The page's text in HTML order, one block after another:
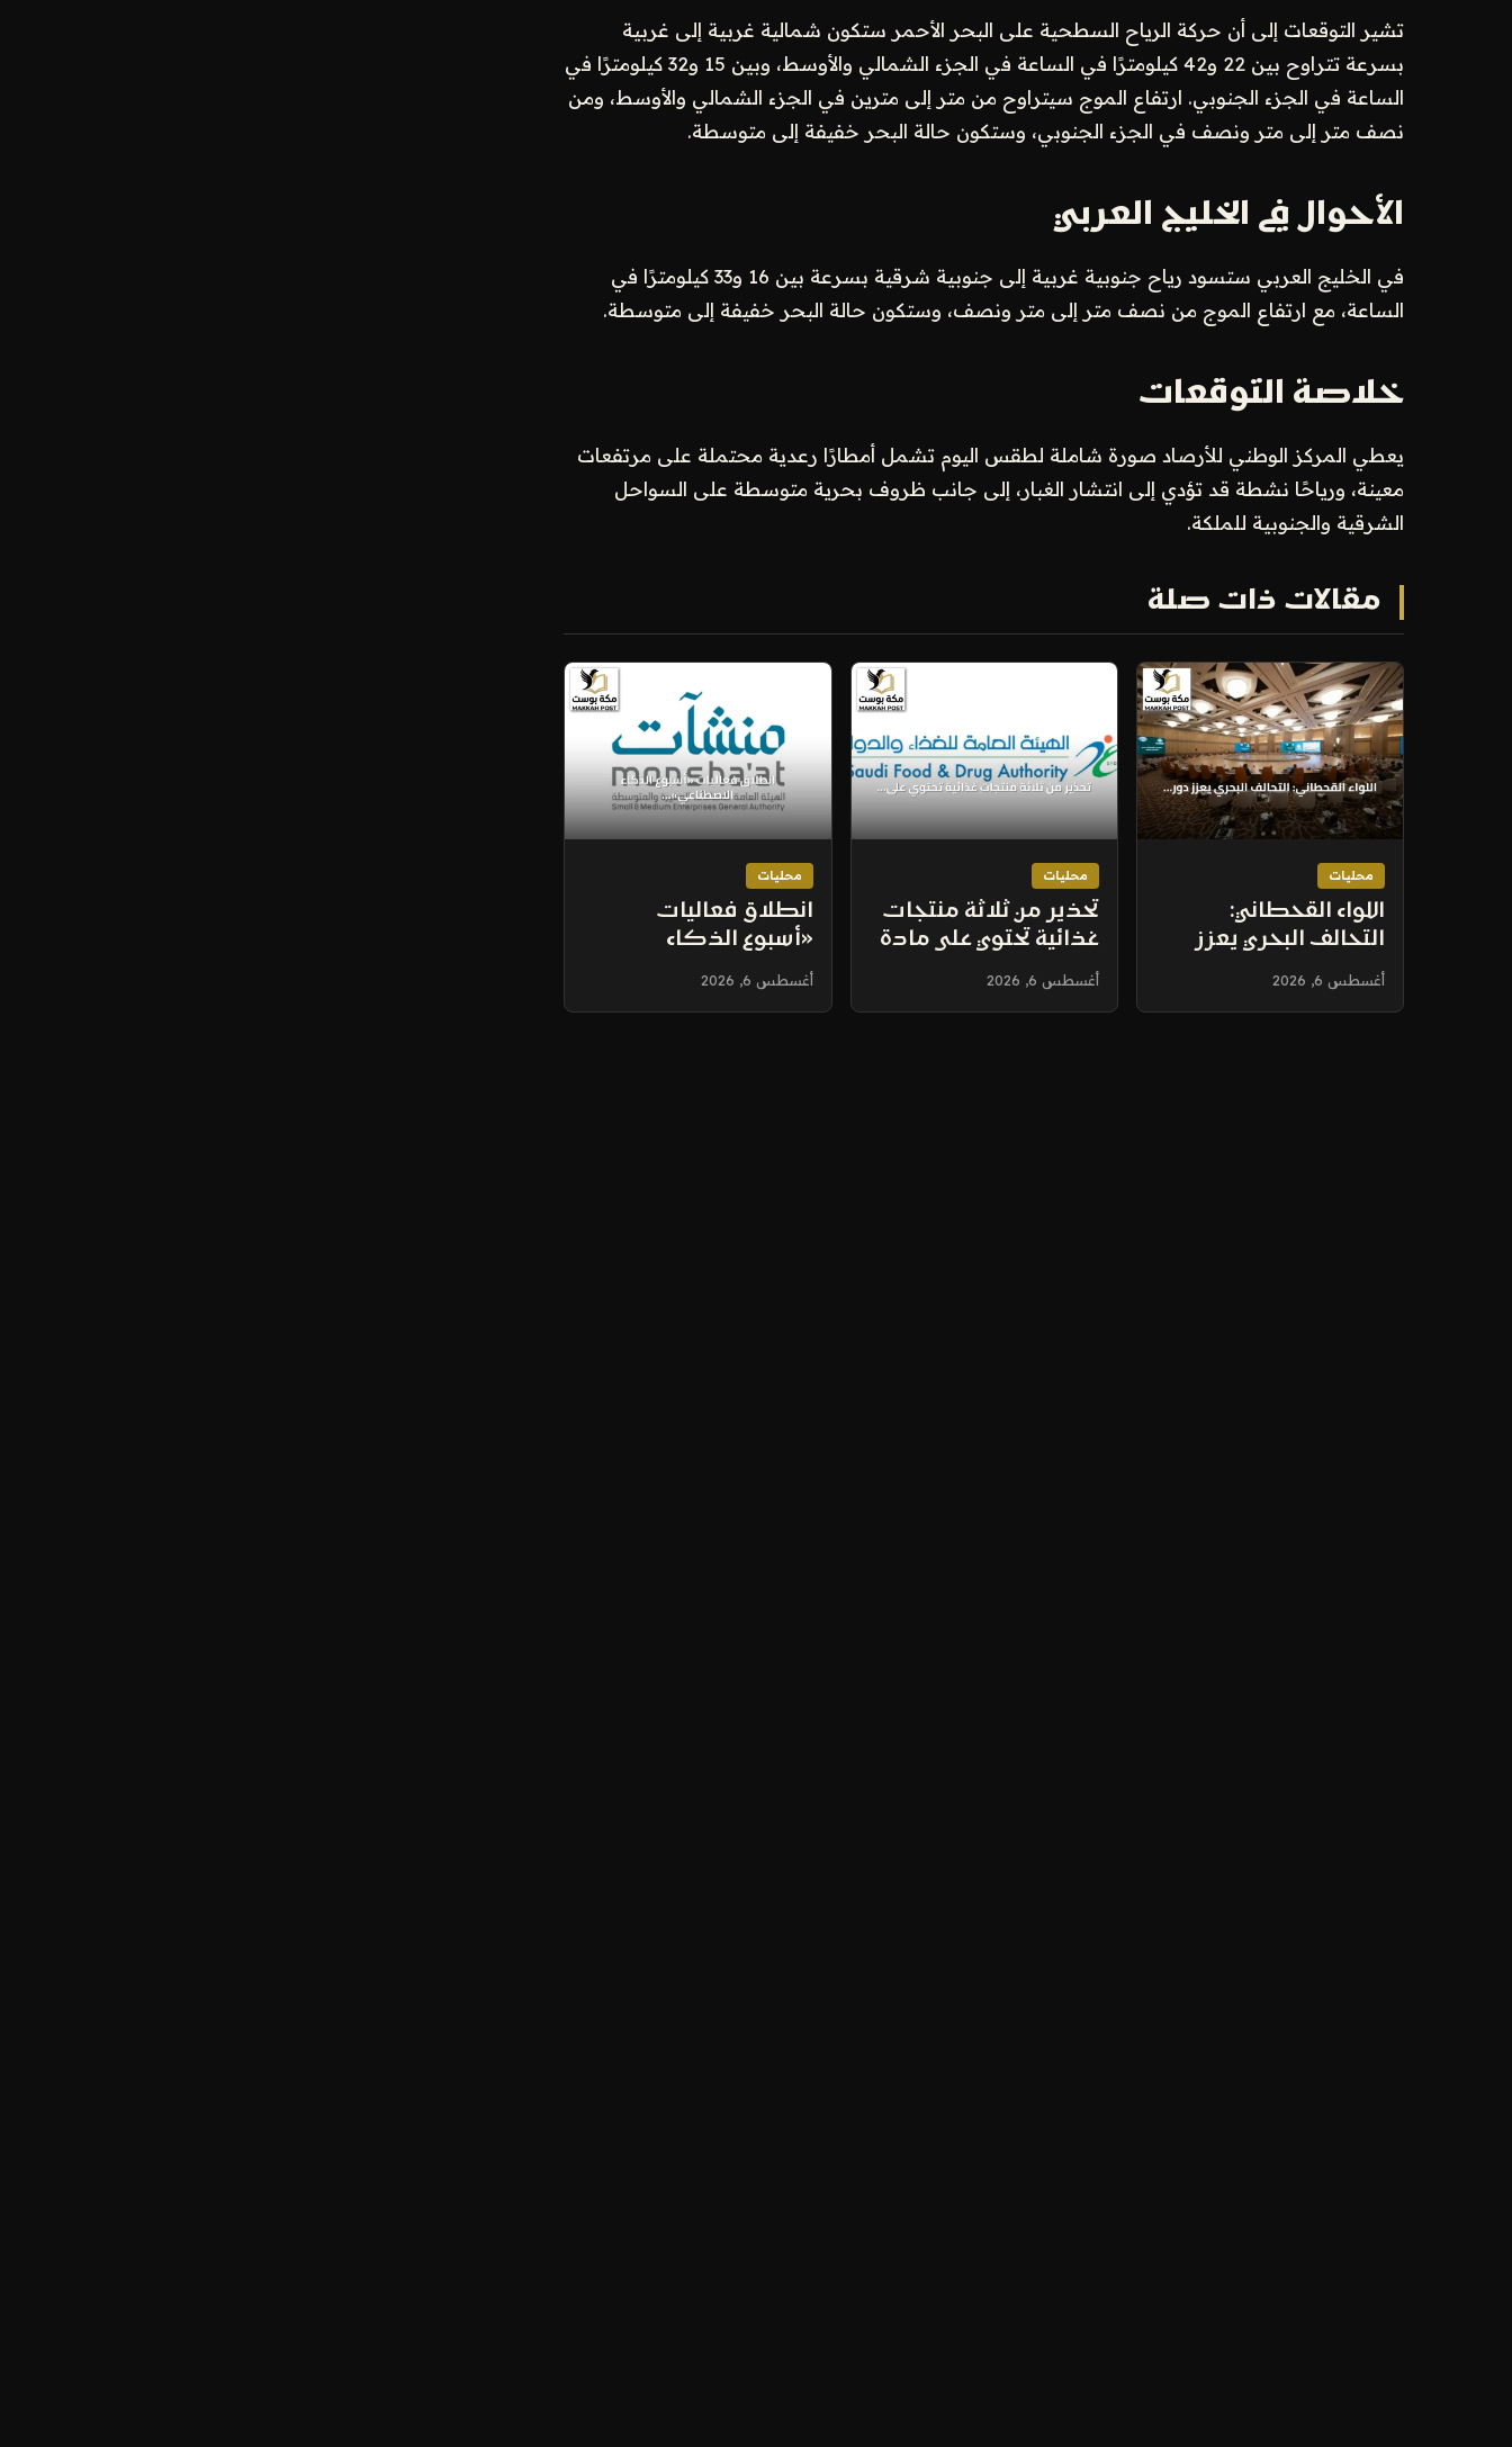
تشير التوقعات إلى أن حركة الرياح السطحية على البحر الأحمر ستكون شمالية غربية إلى غربية
بسرعة تتراوح بين 22 و42 كيلومترًا في الساعة في الجزء الشمالي والأوسط، وبين 15 و32 كيلومترًا في
الساعة في الجزء الجنوبي. ارتفاع الموج سيتراوح من متر إلى مترين في الجزء الشمالي والأوسط، ومن
نصف متر إلى متر ونصف في الجزء الجنوبي، وستكون حالة البحر خفيفة إلى متوسطة.
الأحوال في الخليج العربي
في الخليج العربي ستسود رياح جنوبية غربية إلى جنوبية شرقية بسرعة بين 16 و33 كيلومترًا في
الساعة، مع ارتفاع الموج من نصف متر إلى متر ونصف، وستكون حالة البحر خفيفة إلى متوسطة.
خلاصة التوقعات
يعطي المركز الوطني للأرصاد صورة شاملة لطقس اليوم تشمل أمطارًا رعدية محتملة على مرتفعات
معينة، ورياحًا نشطة قد تؤدي إلى انتشار الغبار، إلى جانب ظروف بحرية متوسطة على السواحل
الشرقية والجنوبية للملكة.
مقالات ذات صلة
محليات
اللواء القحطاني:
التحالف البحري يعزز
دور المملكة في حماية
الممرات العالمية
أغسطس 6, 2026
محليات
تحذير من ثلاثة منتجات
غذائية تحتوي على مادة
محظورة
أغسطس 6, 2026
محليات
انطلاق فعاليات
«أسبوع الذكاء
الاصطناعي» الأحد
المقبل برعاية «منشآت»
أغسطس 6, 2026